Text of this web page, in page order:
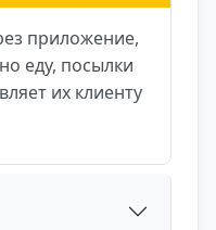
приложение,
еду, посылки
их клиенту